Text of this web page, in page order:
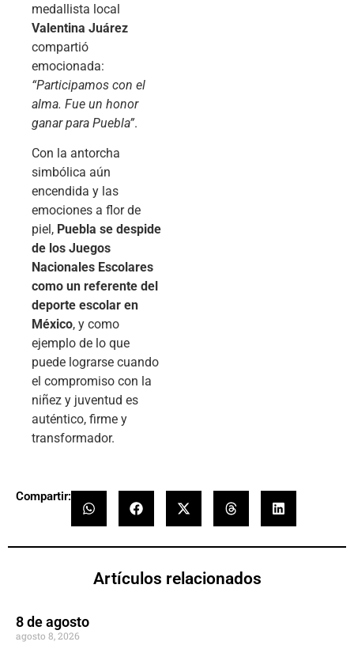
medallista local
Valentina Juárez
compartió
emocionada:
“Participamos con el
alma. Fue un honor
ganar para Puebla”.
Con la antorcha
simbólica aún
encendida y las
emociones a flor de
piel, Puebla se despide
de los Juegos
Nacionales Escolares
como un referente del
deporte escolar en
México, y como
ejemplo de lo que
puede lograrse cuando
el compromiso con la
niñez y juventud es
auténtico, firme y
transformador.
Compartir:
Artículos relacionados
8 de agosto
agosto 8, 2026